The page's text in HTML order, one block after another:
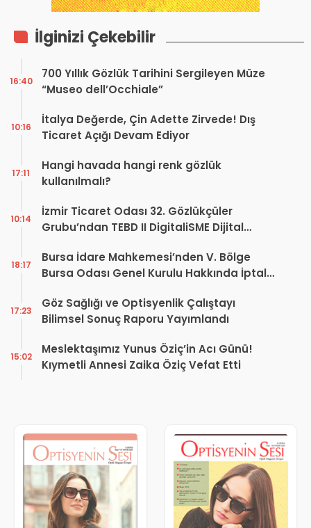
İlginizi Çekebilir
700 Yıllık Gözlük Tarihini Sergileyen Müze
“Museo dell’Occhiale”
16:40
İtalya Değerde, Çin Adette Zirvede! Dış
Ticaret Açığı Devam Ediyor
10:16
Hangi havada hangi renk gözlük
kullanılmalı?
17:11
İzmir Ticaret Odası 32. Gözlükçüler
Grubu’ndan TEBD II DigitaliSME Dijital
10:14
Bursa İdare Mahkemesi’nden V. Bölge
Bursa Odası Genel Kurulu Hakkında İptal
18:17
Göz Sağlığı ve Optisyenlik Çalıştayı
Bilimsel Sonuç Raporu Yayımlandı
17:23
Meslektaşımız Yunus Öziç’in Acı Günü!
Kıymetli Annesi Zaika Öziç Vefat Etti
15:02